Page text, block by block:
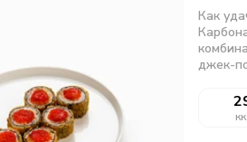
Как
джек-